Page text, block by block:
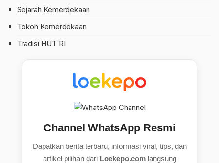
Sejarah Kemerdekaan
Tokoh Kemerdekaan
Tradisi HUT RI
Channel WhatsApp Resmi
Dapatkan berita terbaru, informasi viral, tips, dan
artikel pilihan dari Loekepo.comlangsung